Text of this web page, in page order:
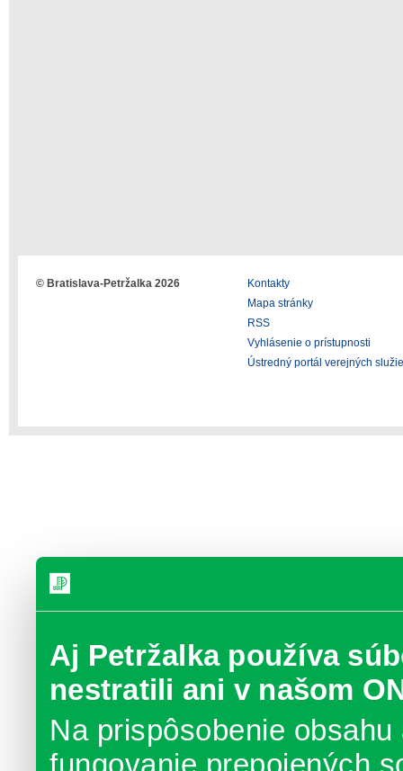
Aj Petržalka používa
nestratili ani v našom
Na prispôsobenie
© Bratislava-Petržalka 2026
Kontakty
Mapa stránky
RSS
Vyhlásenie o prístupnosti
Ústredný portál verejných